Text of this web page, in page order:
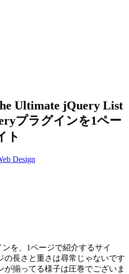
Ultimate jQuery List
プラグインを1ペー
ト
Design
ンを、1ページで紹介するサイ
の長さと重さは尋常じゃないです
が揃ってる様子は圧巻でございま